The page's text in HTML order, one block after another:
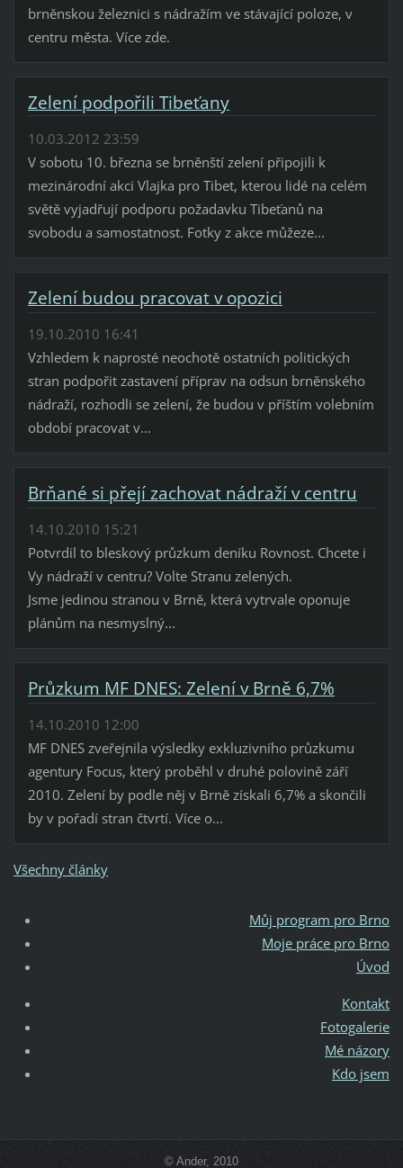
brněnskou železnici s nádražím ve stávající poloze, v
centru města. Více zde.
Zelení podpořili Tibeťany
10.03.2012 23:59
V sobotu 10. března se brněnští zelení připojili k
mezinárodní akci Vlajka pro Tibet, kterou lidé na celém
světě vyjadřují podporu požadavku Tibeťanů na
svobodu a samostatnost. Fotky z akce můžeze...
Zelení budou pracovat v opozici
19.10.2010 16:41
Vzhledem k naprosté neochotě ostatních politických
stran podpořit zastavení příprav na odsun brněnského
nádraží, rozhodli se zelení, že budou v příštím volebním
období pracovat v...
Brňané si přejí zachovat nádraží v centru
14.10.2010 15:21
Potvrdil to bleskový průzkum deníku Rovnost. Chcete i
Vy nádraží v centru? Volte Stranu zelených.
Jsme jedinou stranou v Brně, která vytrvale oponuje
plánům na nesmyslný...
Průzkum MF DNES: Zelení v Brně 6,7%
14.10.2010 12:00
MF DNES zveřejnila výsledky exkluzivního průzkumu
agentury Focus, který proběhl v druhé polovině září
2010. Zelení by podle něj v Brně získali 6,7% a skončili
by v pořadí stran čtvrtí. Více o...
Všechny články
Můj program pro Brno
Moje práce pro Brno
Úvod
Kontakt
Fotogalerie
Mé názory
Kdo jsem
© Ander, 2010